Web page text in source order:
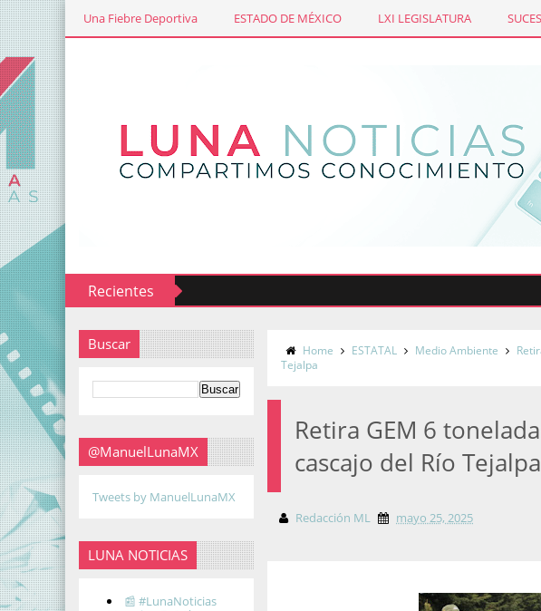
Una Fiebre Deportiva ESTADO DE MÉXICO LXI LEGISLATURA
Recientes
Buscar
@ManuelLunaMX
Tweets by ManuelLunaMX
LUNA NOTICIAS
📰 #LunaNoticias
Home ESTATAL Medio Ambiente
Tejalpa
Retira GEM 6
cascajo del Río Tejalpa
Redacción ML mayo 25, 2025